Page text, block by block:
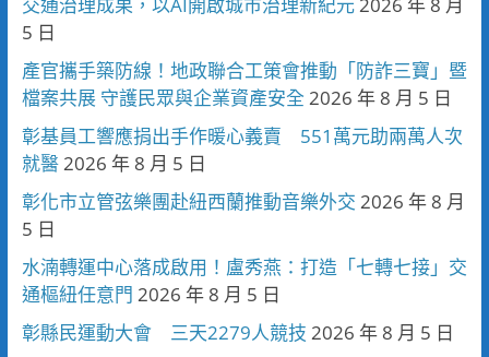
5 日
產官攜手築防線！地政聯合工策會推動「防詐三寶」暨
檔案共展 守護民眾與企業資產安全 2026 年 8 月 5 日
彰基員工響應捐出手作暖心義賣 551萬元助兩萬人次
就醫2026 年 8 月 5 日
彰化市立管弦樂團赴紐西蘭推動音樂外交 2026 年 8 月
5 日
水湳轉運中心落成啟用！盧秀燕：打造「七轉七接」交
通樞紐任意門 2026 年 8 月 5 日
彰縣民運動大會 三天2279人競技 2026 年 8 月 5 日